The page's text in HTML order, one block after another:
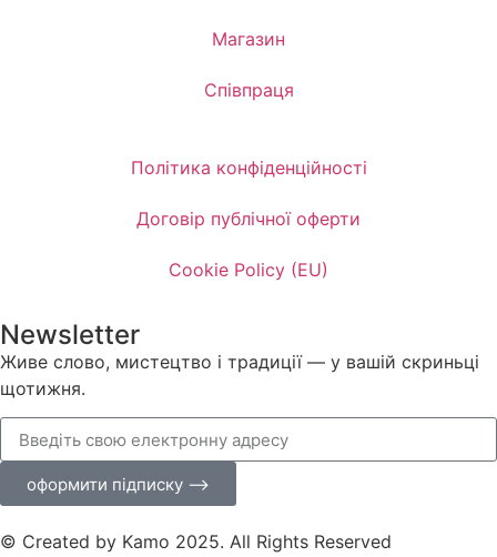
Магазин
Співпраця
Політика конфіденційності
Договір публічної оферти
Cookie Policy (EU)
Newsletter
Живе слово, мистецтво і традиції — у вашій скриньці
щотижня.
оформити підписку ⟶
© Created by Kamo 2025. All Rights Reserved